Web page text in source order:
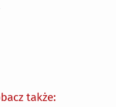
także: